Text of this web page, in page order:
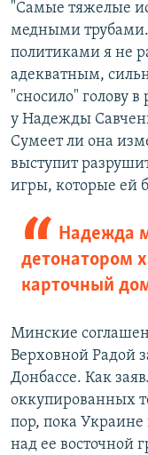
"Самые тяжелые
медными трубами.
политиками я не
адекватным,
"сносило" голову
у Надежды
Сумеет ли она
выступит
игры, которые ей
Надежда
детонатором
карточный
Минские
Верховной Радой
Донбассе. Как
оккупированных
пор, пока Украине
над ее восточной